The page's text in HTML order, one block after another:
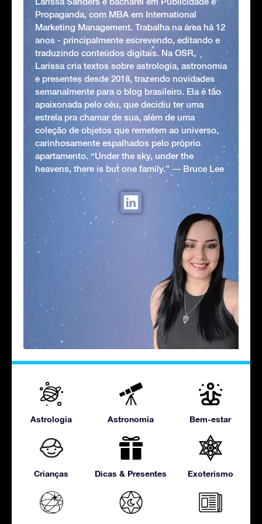
Propaganda, com MBA em International
Marketing Management. Trabalha na área há 12
anos - principalmente escrevendo, editando e
traduzindo conteúdos digitais. Na OSR,
Larissa cria textos sobre astrologia, astronomia
e presentes desde 2018, trazendo novidades
semanalmente para o blog brasileiro. Ela é tão
apaixonada pelo céu, que decidiu ter uma
estrela pra chamar de sua, além de uma
coleção de objetos que remetem ao universo,
carinhosamente espalhados pelo próprio
apartamento. “Under the sky, under the
heavens, there is but one family.” ― Bruce Lee
Astrologia Astronomia Bem-estar
Crianças Dicas & Presentes Exoterismo